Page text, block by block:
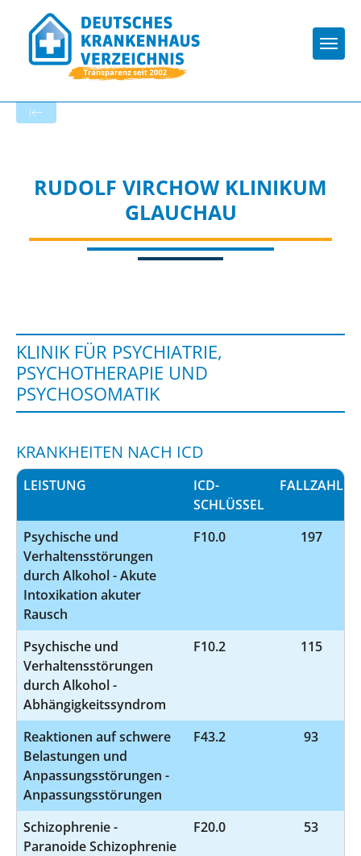
RUDOLF VIRCHOW KLINIKUM
GLAUCHAU
KLINIK FÜR PSYCHIATRIE,
PSYCHOTHERAPIE UND
PSYCHOSOMATIK
KRANKHEITEN NACH ICD
LEISTUNG
ICD-
SCHLÜSSEL
FALLZAHL
Psychische und
Verhaltensstörungen
durch Alkohol - Akute
Intoxikation akuter
Rausch
F10.0 197
Psychische und
Verhaltensstörungen
durch Alkohol -
Abhängigkeitssyndrom
F10.2 115
Reaktionen auf schwere
Belastungen und
Anpassungsstörungen -
Anpassungsstörungen
F43.2 93
Schizophrenie -
Paranoide Schizophrenie
F20.0 53